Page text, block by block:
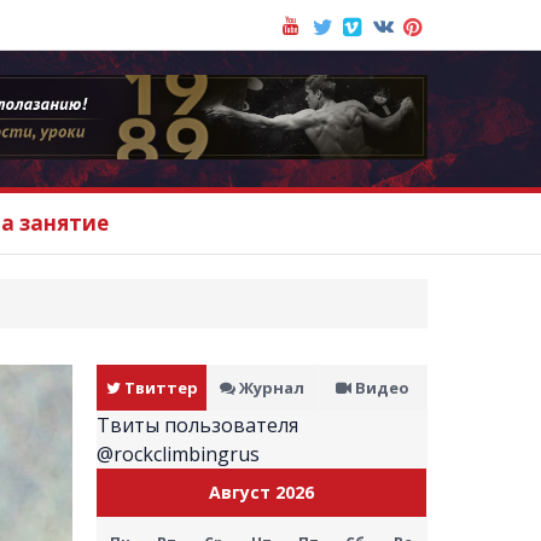
занятие
Твиттер Журнал Видео
Твиты пользователя
@rockclimbingrus
Август 2026